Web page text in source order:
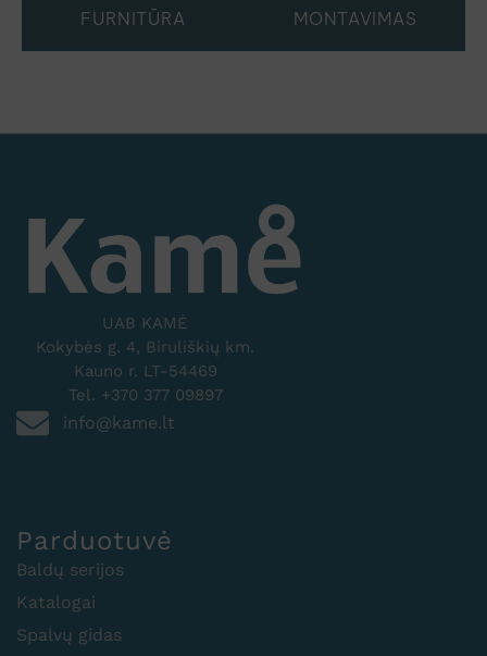
FURNITŪRA MONTAVIMAS
UAB KAMĖ
Kokybės g. 4, Biruliškių km.
Kauno r. LT-54469
Tel. +370 377 09897
info@kame.lt
Parduotuvė
Baldų serijos
Katalogai
Spalvų gidas